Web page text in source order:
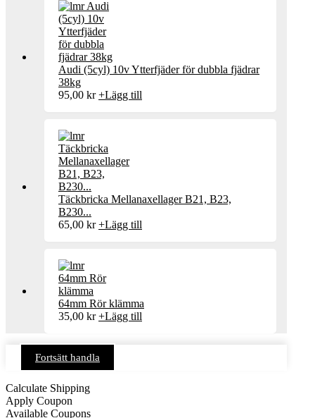
Audi (5cyl) 10v Ytterfjäder för dubbla fjädrar
38kg
95,00 kr +Lägg till
Täckbricka Mellanaxellager B21, B23,
B230...
65,00 kr +Lägg till
64mm Rör klämma
35,00 kr +Lägg till
Fortsätt handla
Calculate Shipping
Apply Coupon
Available Coupons